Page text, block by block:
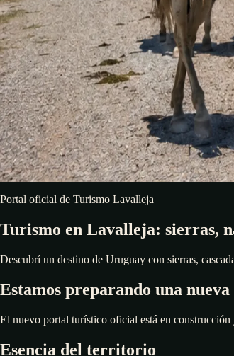
Portal oficial de Turismo Lavalleja
Turismo en Lavalleja: sierras,
Descubrí un destino de Uruguay con sierras,
Estamos preparando una
El nuevo portal turístico oficial está en
Esencia del territorio